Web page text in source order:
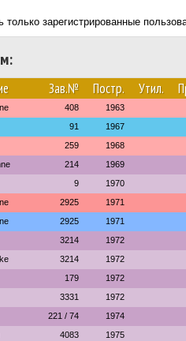
только зарегистрированные
Зав.№ Постр. Утил.
408 1963
91 1967
259 1968
214 1969
9 1970
2925 1971
2925 1971
3214 1972
3214 1972
179 1972
3331 1972
221 / 74 1974
4083 1975